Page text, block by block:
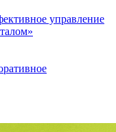
управление